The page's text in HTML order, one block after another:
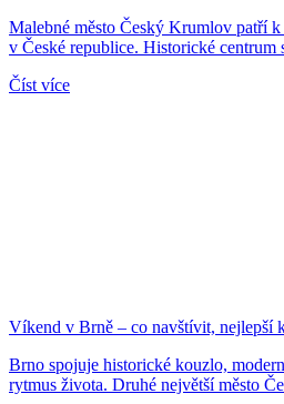
Malebné město Český Krumlov patří
v České republice. Historické centrum
Číst více
Víkend v Brně – co navštívit, nejlepší
Brno spojuje historické kouzlo,
rytmus života. Druhé největší město